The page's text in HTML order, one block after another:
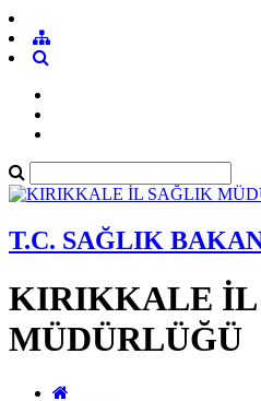
T.C. SAĞLIK
KIRIKKALE İL
MÜDÜRLÜĞÜ